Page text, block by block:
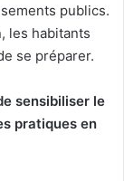
publics.
les habitants
se préparer.
sensibiliser le
pratiques en